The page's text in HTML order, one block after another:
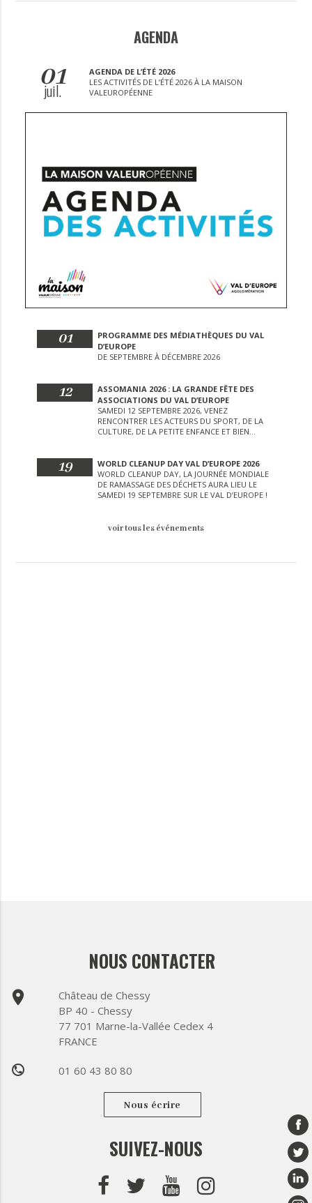
AGENDA
01
juil.
AGENDA DE L’ÉTÉ 2026
LES ACTIVITÉS DE L’ÉTÉ 2026 À LA MAISON
VALEUROPÉENNE
01
PROGRAMME DES MÉDIATHÈQUES DU VAL
D’EUROPE
DE SEPTEMBRE À DÉCEMBRE 2026
12
ASSOMANIA 2026 : LA GRANDE FÊTE DES
ASSOCIATIONS DU VAL D’EUROPE
SAMEDI 12 SEPTEMBRE 2026, VENEZ
RENCONTRER LES ACTEURS DU SPORT, DE LA
CULTURE, DE LA PETITE ENFANCE ET BIEN
19
WORLD CLEANUP DAY VAL D’EUROPE 2026
WORLD CLEANUP DAY, LA JOURNÉE MONDIALE
DE RAMASSAGE DES DÉCHETS AURA LIEU LE
SAMEDI 19 SEPTEMBRE SUR LE VAL D’EUROPE !
voir tous les événements
NOUS CONTACTER
place
Château de Chessy
BP 40 - Chessy
77 701 Marne-la-Vallée Cedex 4
FRANCE
phone 01 60 43 80 80
Nous écrire
SUIVEZ-NOUS